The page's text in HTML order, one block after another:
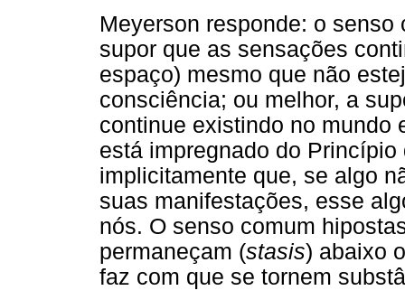
Meyerson responde: o
supor que as sensações
espaço) mesmo que não
consciência; ou melhor, a
continue existindo no mundo
está impregnado do
implicitamente que, se algo
suas manifestações, esse
nós. O senso comum
permaneçam (stasis) abaixo
faz com que se tornem